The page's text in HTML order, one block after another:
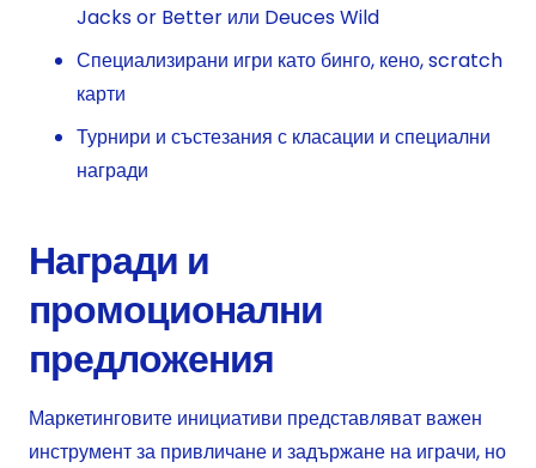
Jacks or Better или Deuces Wild
Специализирани игри като бинго, кено, scratch
карти
Турнири и състезания с класации и специални
награди
Награди и
промоционални
предложения
Маркетинговите инициативи представляват важен
инструмент за привличане и задържане на играчи, но